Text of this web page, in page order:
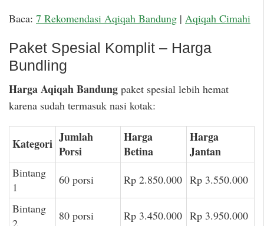
Baca: 7 Rekomendasi Aqiqah Bandung | Aqiqah Cimahi
Paket Spesial Komplit – Harga
Bundling
Harga Aqiqah Bandung paket spesial lebih hemat
karena sudah termasuk nasi kotak:
Kategori Jumlah
Porsi
Harga
Betina
Harga
Jantan
Bintang
1
60 porsi Rp 2.850.000 Rp 3.550.000
Bintang
2
80 porsi Rp 3.450.000 Rp 3.950.000